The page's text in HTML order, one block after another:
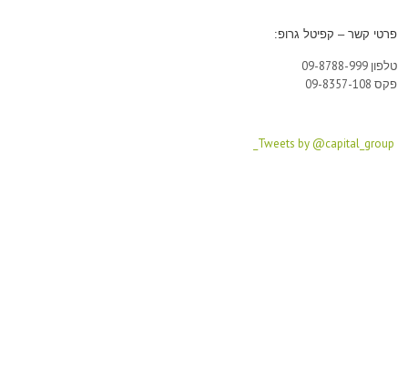
פרטי קשר – קפיטל גרופ:
טלפון 09-8788-999
פקס 09-8357-108
Tweets by @capital_group_